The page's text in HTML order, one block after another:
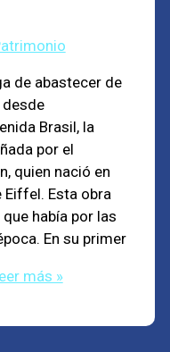
de abastecer de
Brasil, la
por el
quien nació en
Esta obra
había por las
En su primer
más »